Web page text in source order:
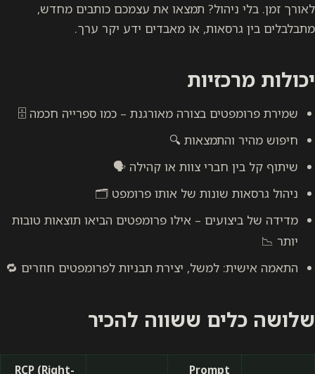
לאורך זמן. בלי ניהול? תמצאו את עצמכם כותבים מחדש,
מתבלבלים בין גרסאות, או מאבדים ידע יקר ערך.
יכולות מרכזיות
שמירת פרומפטים בצורה מאורגנת – כמו ספרייה חכמה 🗄️
חיפוש מהיר והתמצאות 🔍
שיתוף קל בין חברי צוות או קהילה 🗣️
ניהול גרסאות שונות של אותו פרומפט 🗂️
מדידה של ביצועים – אילו פרומפטים הביאו תוצאות טובות
יותר 📉
התאמה אישית: למשל, יצירת תבניות לפרומפטים חוזרים 🔁
שלושה כלים ששווה להכיר
Prompt
RCP (Right-